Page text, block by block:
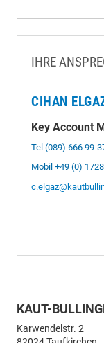
IHRE
CIHAN
Key Account
Tel (089) 666 99-
Mobil +49 (0)
KAUT-
Karwendelstr. 2